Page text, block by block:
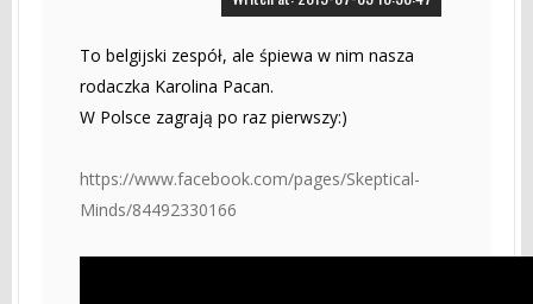
To belgijski zespół, ale śpiewa w nim nasza
rodaczka Karolina Pacan.
W Polsce zagrają po raz pierwszy:)
https://www.facebook.com/pages/Skeptical-
Minds/84492330166